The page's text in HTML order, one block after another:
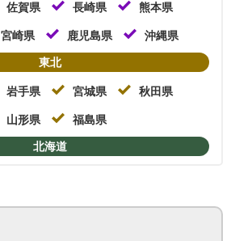
佐賀県 長崎県 熊本県
宮崎県 鹿児島県 沖縄県
東北
岩手県 宮城県 秋田県
山形県 福島県
北海道